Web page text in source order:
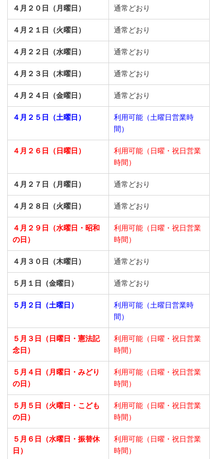
４月２０日（月曜日） 通常どおり
４月２１日（火曜日） 通常どおり
４月２２日（水曜日） 通常どおり
４月２３日（木曜日） 通常どおり
４月２４日（金曜日） 通常どおり
４月２５日（土曜日）
利用可能（土曜日営業時
間）
４月２６日（日曜日）
利用可能（日曜・祝日営業
時間）
４月２７日（月曜日） 通常どおり
４月２８日（火曜日） 通常どおり
４月２９日（水曜日・昭和
の日）
利用可能（日曜・祝日営業
時間）
４月３０日（木曜日） 通常どおり
５月１日（金曜日） 通常どおり
５月２日（土曜日）
利用可能（土曜日営業時
間）
５月３日（日曜日・憲法記
念日）
利用可能（日曜・祝日営業
時間）
５月４日（月曜日・みどり
の日）
利用可能（日曜・祝日営業
時間）
５月５日（火曜日・こども
の日）
利用可能（日曜・祝日営業
時間）
５月６日（水曜日・振替休
日）
利用可能（日曜・祝日営業
時間）